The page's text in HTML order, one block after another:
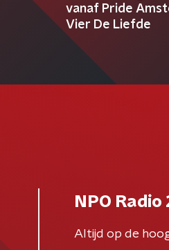
vanaf Pride
Vier De Liefde
NPO
Altijd op de